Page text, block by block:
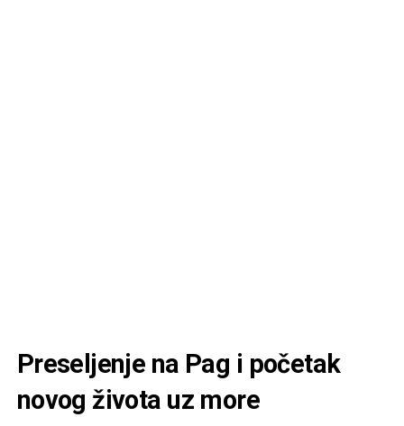
Preseljenje na Pag i početak
novog života uz more